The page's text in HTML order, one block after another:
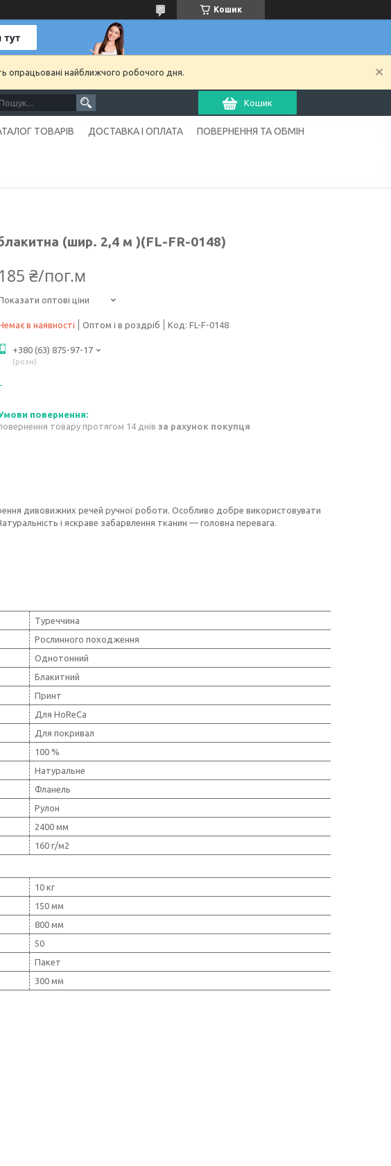
Кошик
опрацьовані найближчого робочого дня.
Кошик
ТОВАРІВ ДОСТАВКА І ОПЛАТА ПОВЕРНЕННЯ ТА ОБМІН
(шир. 2,4 м )(FL-FR-0148)
185 ₴/пог.м
оптові ціни
в наявності Оптом і в роздріб Код: FL-F-0148
+380 (63) 875-97-17
розн
товару протягом 14 днів за рахунок покупця
дивовижних речей ручної роботи. Особливо добре використовувати
і яскраве забарвлення тканин — головна перевага.
Туреччина
Рослинного походження
Однотонний
Блакитний
Принт
Для HoReCa
Для покривал
100 %
Натуральне
Фланель
Рулон
2400 мм
160 г/м2
10 кг
150 мм
800 мм
50
Пакет
300 мм